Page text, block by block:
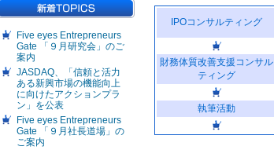
Five eyes Entrepreneurs
Gate 「９月研究会」のご
案内
JASDAQ、「信頼と活力
ある新興市場の機能向上
に向けたアクションプラ
ン」を公表
Five eyes Entrepreneurs
Gate 「９月社長道場」の
ご案内
IPOコンサルティング
財務体質改善支援コンサル
ティング
執筆活動